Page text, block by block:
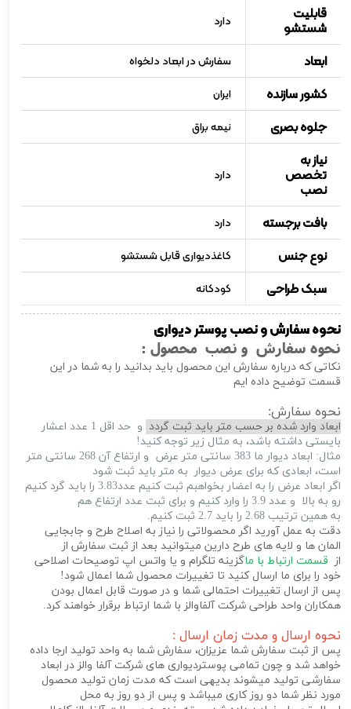
قابلیت
شستشو دارد
ابعاد سفارش در ابعاد دلخواه
کشور سازنده ایران
جلوه بصری نیمه براق
نیاز به
تخصص
نصب
دارد
بافت برجسته دارد
نوع جنس کاغذدیواری قابل شستشو
سبک طراحی کودکانه
نحوه سفارش و نصب پوستر دیواری
نحوه سفارش و نصب محصول :
نکاتی که درباره سفارش این محصول باید بدانید را به شما در این
قسمت توضیح داده ایم
نحوه سفارش:
ابعاد وارد شده بر حسب متر باید ثبت گردد
و حد اقل 1 عدد اعشار
بایستی داشته باشد، به مثال زیر توجه کنید!
مثال: ابعاد دیوار ما 383 سانتی متر عرض و ارتفاع آن 268 سانتی متر
است، ابعادی که برای عرض دیوار به متر باید ثبت شود
اگر ابعاد عرض را به اعضار بخواهبم ثبت کنیم عدد3.83 را باید گرد کنیم
رو به بالا و عدد 3.9 را وارد کنیم و برای ثبت عدد ارتفاع هم
به همین ترتیب 2.68 را باید 2.7 ثبت کنیم.
دقت به عمل آورید اگر محصولاتی را نیاز به اصلاح طرح و جابجایی
المان ها و لایه های طرح دارین میتوانید بعد از ثبت سفارش از
از قسمت ارتباط با ماگزینه تلگرام و یا واتس اپ توصیحات اصلاحی
خود را برای ما ارسال کنید تا تغییرات محصول شما اعمال شود!
پس از ارسال تغییرات احتمالی شما و در صورت قابل اعمال بودن
همکاران واحد طراحی شرکت آلفاوالز با شما ارتباط برقرار خواهند کرد.
نحوه ارسال و مدت زمان ارسال :
پس از ثبت سفارش شما عزیزان، سفارش شما به واحد تولید ارجا داده
خواهد شد و چون تمامی پوستردیواری های شرکت آلفا والز در ابعاد
سفارشی تولید میشوند بدیهی است که مدت زمان تولید محصول
مورد نظر شما دو روز کاری میباشد و پس از دو روز به محل